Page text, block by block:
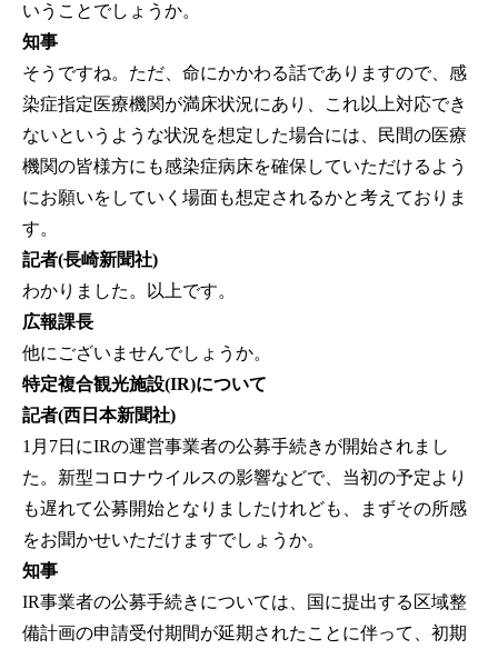
いうことでしょうか。
知事
そうですね。ただ、命にかかわる話でありますので、感
染症指定医療機関が満床状況にあり、これ以上対応でき
ないというような状況を想定した場合には、民間の医療
機関の皆様方にも感染症病床を確保していただけるよう
にお願いをしていく場面も想定されるかと考えておりま
す。
記者(長崎新聞社)
わかりました。以上です。
広報課長
他にございませんでしょうか。
特定複合観光施設(IR)について
記者(西日本新聞社)
1月7日にIRの運営事業者の公募手続きが開始されまし
た。新型コロナウイルスの影響などで、当初の予定より
も遅れて公募開始となりましたけれども、まずその所感
をお聞かせいただけますでしょうか。
知事
IR事業者の公募手続きについては、国に提出する区域整
備計画の申請受付期間が延期されたことに伴って、初期